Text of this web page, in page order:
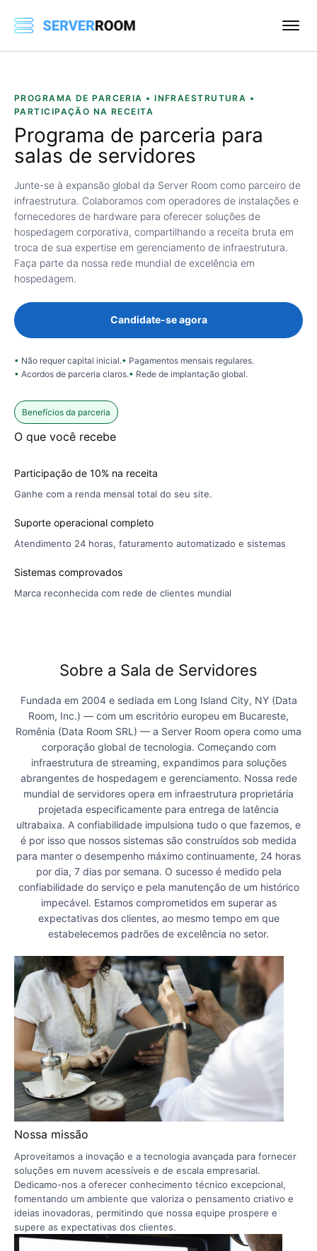
PROGRAMA DE PARCERIA • INFRAESTRUTURA •
PARTICIPAÇÃO NA RECEITA
Programa de parceria para
salas de servidores
Junte-se à expansão global da Server Room como parceiro de
infraestrutura. Colaboramos com operadores de instalações e
fornecedores de hardware para oferecer soluções de
hospedagem corporativa, compartilhando a receita bruta em
troca de sua expertise em gerenciamento de infraestrutura.
Faça parte da nossa rede mundial de excelência em
hospedagem.
Candidate-se agora
Não requer capital inicial.
Pagamentos mensais regulares.
Acordos de parceria claros.
Rede de implantação global.
Benefícios da parceria
O que você recebe
Participação de 10% na receita
Ganhe com a renda mensal total do seu site.
Suporte operacional completo
Atendimento 24 horas, faturamento automatizado e sistemas
Sistemas comprovados
Marca reconhecida com rede de clientes mundial
Sobre a Sala de Servidores
Fundada em 2004 e sediada em Long Island City, NY (Data
Room, Inc.) — com um escritório europeu em Bucareste,
Romênia (Data Room SRL) — a Server Room opera como uma
corporação global de tecnologia. Começando com
infraestrutura de streaming, expandimos para soluções
abrangentes de hospedagem e gerenciamento. Nossa rede
mundial de servidores opera em infraestrutura proprietária
projetada especificamente para entrega de latência
ultrabaixa. A confiabilidade impulsiona tudo o que fazemos, e
é por isso que nossos sistemas são construídos sob medida
para manter o desempenho máximo continuamente, 24 horas
por dia, 7 dias por semana. O sucesso é medido pela
confiabilidade do serviço e pela manutenção de um histórico
impecável. Estamos comprometidos em superar as
expectativas dos clientes, ao mesmo tempo em que
estabelecemos padrões de excelência no setor.
Nossa missão
Aproveitamos a inovação e a tecnologia avançada para fornecer
soluções em nuvem acessíveis e de escala empresarial.
Dedicamo-nos a oferecer conhecimento técnico excepcional,
fomentando um ambiente que valoriza o pensamento criativo e
ideias inovadoras, permitindo que nossa equipe prospere e
supere as expectativas dos clientes.